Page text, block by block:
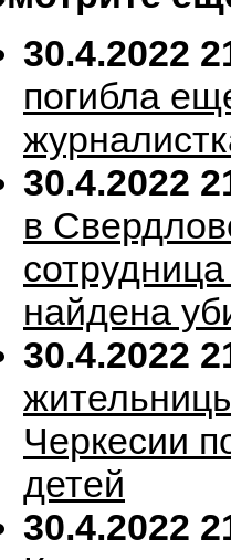
30.4.2022
погибла
30.4.2022
в
найдена
30.4.2022
Черкесии
детей
30.4.2022